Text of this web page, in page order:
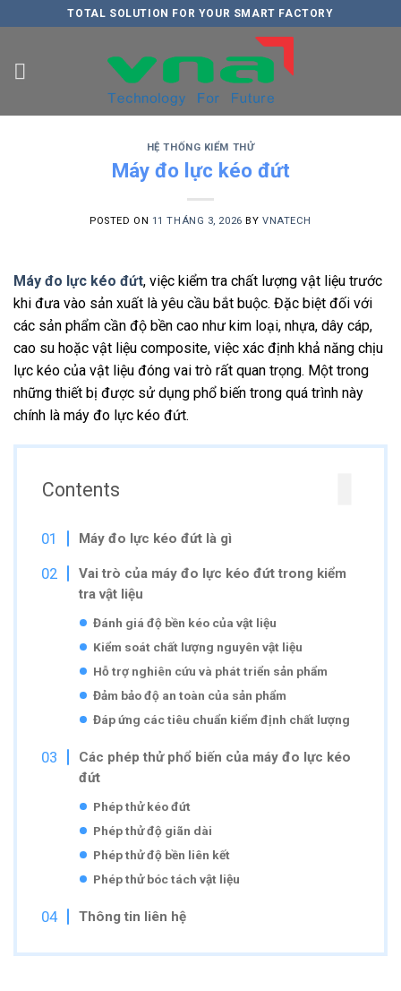
to
TOTAL SOLUTION FOR YOUR SMART FACTORY
HỆ THỐNG KIỂM THỬ
Máy đo lực kéo đứt
POSTED ON 11 THÁNG 3, 2026 BY VNATECH
Máy đo lực kéo đứt, việc kiểm tra chất lượng vật liệu trước
khi đưa vào sản xuất là yêu cầu bắt buộc. Đặc biệt đối với
các sản phẩm cần độ bền cao như kim loại, nhựa, dây cáp,
cao su hoặc vật liệu composite, việc xác định khả năng chịu
lực kéo của vật liệu đóng vai trò rất quan trọng. Một trong
những thiết bị được sử dụng phổ biến trong quá trình này
chính là máy đo lực kéo đứt.
Contents
Máy đo lực kéo đứt là gì
Vai trò của máy đo lực kéo đứt trong kiểm
tra vật liệu
Đánh giá độ bền kéo của vật liệu
Kiểm soát chất lượng nguyên vật liệu
Hỗ trợ nghiên cứu và phát triển sản phẩm
Đảm bảo độ an toàn của sản phẩm
Đáp ứng các tiêu chuẩn kiểm định chất lượng
Các phép thử phổ biến của máy đo lực kéo
đứt
Phép thử kéo đứt
Phép thử độ giãn dài
Phép thử độ bền liên kết
Phép thử bóc tách vật liệu
Thông tin liên hệ